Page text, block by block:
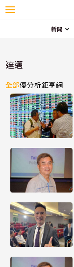
新聞
達邁
全部優分析鉅亨網